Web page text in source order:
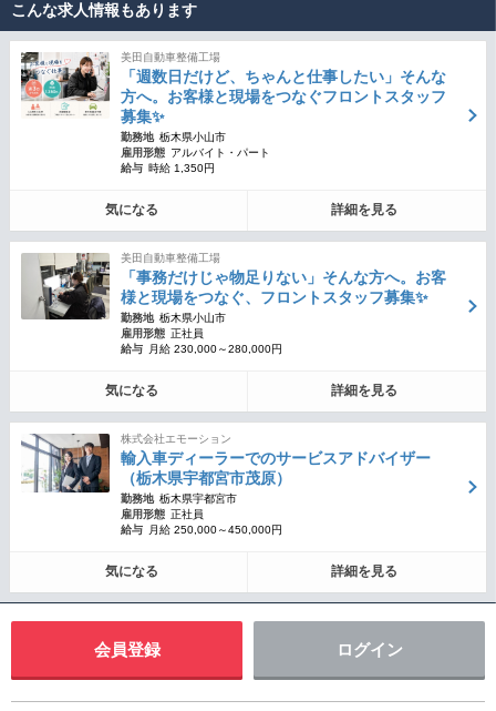
こんな求人情報もあります
美田自動車整備工場
「週数日だけど、ちゃんと仕事したい」そんな
方へ。お客様と現場をつなぐフロントスタッフ
募集✨
勤務地 栃木県小山市
雇用形態 アルバイト・パート
給与 時給 1,350円
気になる 詳細を見る
美田自動車整備工場
「事務だけじゃ物足りない」そんな方へ。お客
様と現場をつなぐ、フロントスタッフ募集✨
勤務地 栃木県小山市
雇用形態 正社員
給与
月給 230,000～280,000円
気になる 詳細を見る
株式会社エモーション
輸入車ディーラーでのサービスアドバイザー
（栃木県宇都宮市茂原）
勤務地 栃木県宇都宮市
雇用形態 正社員
給与
月給 250,000～450,000円
気になる 詳細を見る
会員登録 ログイン